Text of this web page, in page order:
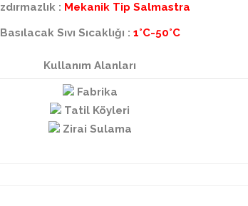
: Mekanik Tip Salmastra
Basılacak Sıvı Sıcaklığı : 1°C-50°C
Kullanım Alanları
Fabrika
Tatil Köyleri
Zirai Sulama